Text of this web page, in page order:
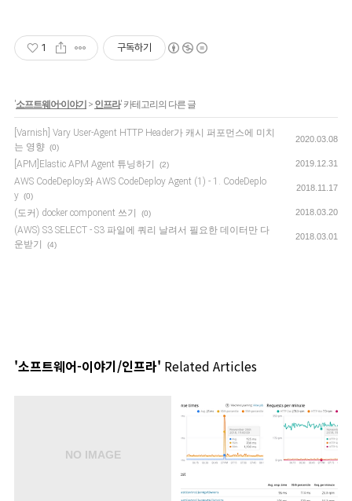
1 구독하기
'소프트웨어-이야기 > 인프라' 카테고리의 다른 글
[Varnish] Vary User-Agent HTTP Header가 캐시 퍼포먼스에 미치
는 영향 (0)
2020.03.08
[APM]Elastic APM Agent 튜닝하기 (2) 2019.12.31
AWS CodeDeploy와 AWS CodeDeploy Agent (1) - 1. CodeDeplo
y (0)
2018.11.17
(도커) docker component 쓰기 (0) 2018.03.20
(AWS) S3 SELECT - S3 파일에 쿼리 날려서 필요한 데이터만 다
운받기
(4)
2018.03.01
'소프트웨어-이야기/인프라' Related Articles